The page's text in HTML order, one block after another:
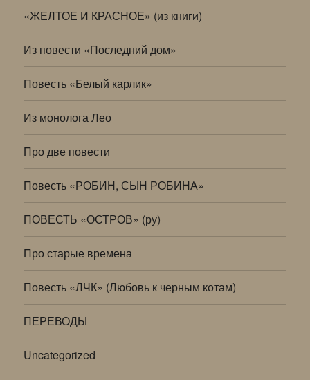
«ЖЕЛТОЕ И КРАСНОЕ» (из книги)
Из повести «Последний дом»
Повесть «Белый карлик»
Из монолога Лео
Про две повести
Повесть «РОБИН, СЫН РОБИНА»
ПОВЕСТЬ «ОСТРОВ» (ру)
Про старые времена
Повесть «ЛЧК» (Любовь к черным котам)
ПЕРЕВОДЫ
Uncategorized